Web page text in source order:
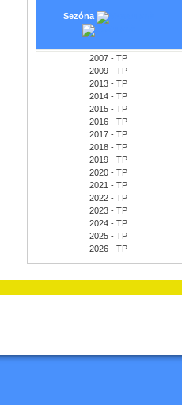
Sezóna
2007 - TP
2009 - TP
2013 - TP
2014 - TP
2015 - TP
2016 - TP
2017 - TP
2018 - TP
2019 - TP
2020 - TP
2021 - TP
2022 - TP
2023 - TP
2024 - TP
2025 - TP
2026 - TP